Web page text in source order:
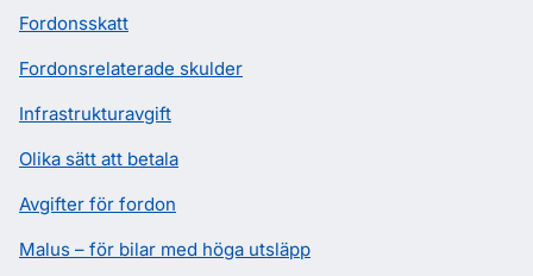
Fordonsskatt
Fordonsrelaterade skulder
Infrastrukturavgift
Olika sätt att betala
Avgifter för fordon
Malus – för bilar med höga utsläpp